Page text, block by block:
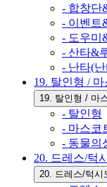
- 합창단
- 이벤트
- 도우미
- 산타&
- 난타(
19. 탈인형 /
19. 탈인형 / 마
- 탈인형
- 마스코
- 동물의
20. 드레스/턱
20. 드레스/턱시